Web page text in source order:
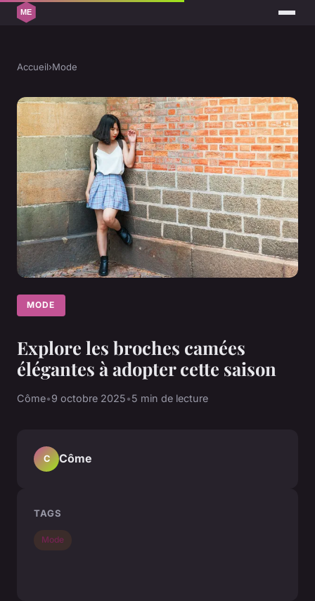
Accueil›Mode
MODE
Explore les broches camées
élégantes à adopter cette saison
Côme•9 octobre 2025•5 min de lecture
C Côme
TAGS
Mode